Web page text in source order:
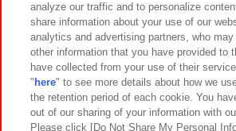
イベント・キャンペーン
関連会社 サステナビリティ
プライバシーポリシー ウェブアクセシビ
analyze our traffic and to personalize
share information about your use of our
analytics and advertising partners, who
other information that you have provided to
have collected from your use of their
" here" to see more details about how we
the retention period of each cookie. You
out of our sharing of your information with
Please click [Do Not Share My Personal